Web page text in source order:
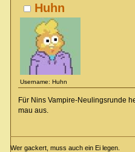
Huhn
Username: Huhn
Für Nins Vampire-Neulingsrunde
mau aus.
Wer gackert, muss auch ein Ei legen.